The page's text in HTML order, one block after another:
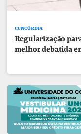
CONCÓRDIA
Regularização
melhor debatida